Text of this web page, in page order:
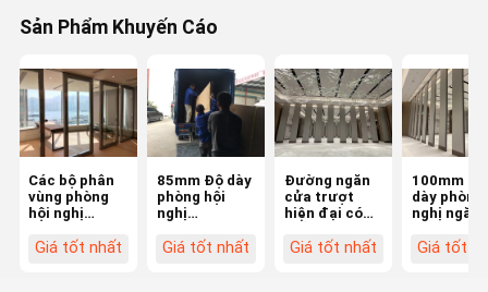
Sản Phẩm Khuyến Cáo
Các bộ phân
vùng phòng
hội nghị
có thể tùy
Giá tốt nhất
85mm Độ dày
phòng hội
nghị
linh hoạt với
Giá tốt nhất
Đường ngăn
cửa trượt
hiện đại có
Giá tốt nhất
100mm Độ
dày phòng
nghị ngăn
thiết kế
Giá tốt